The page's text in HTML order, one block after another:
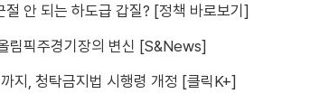
절 안 되는 하도급 갑질? [정책 바로보기]
올림픽주경기장의 변신 [S&News]
지, 청탁금지법 시행령 개정 [클릭K+]